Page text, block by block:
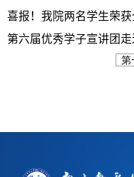
营
喜报！我院两名学生荣
江苏赛区总决赛特等奖
第六届优秀学子宣讲团
第